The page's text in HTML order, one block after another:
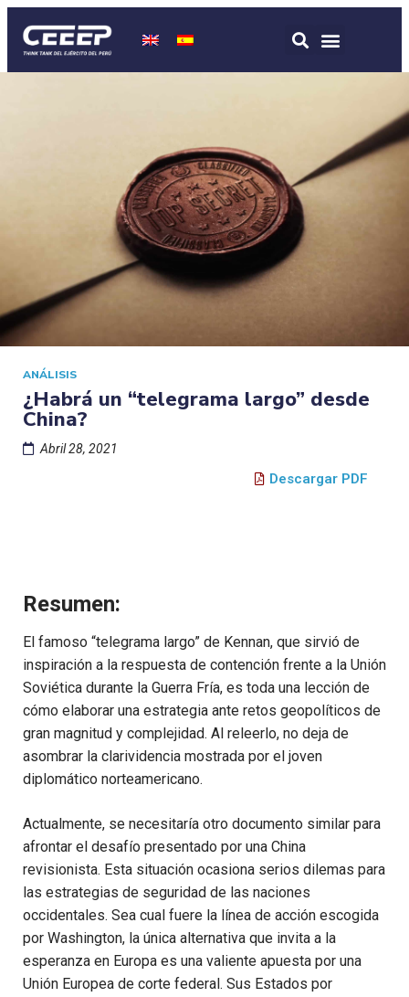
ANÁLISIS
¿Habrá un “telegrama largo” desde
China?
Abril 28, 2021
Descargar PDF
Resumen:
El famoso “telegrama largo” de Kennan, que sirvió de
inspiración a la respuesta de contención frente a la Unión
Soviética durante la Guerra Fría, es toda una lección de
cómo elaborar una estrategia ante retos geopolíticos de
gran magnitud y complejidad. Al releerlo, no deja de
asombrar la clarividencia mostrada por el joven
diplomático norteamericano.
Actualmente, se necesitaría otro documento similar para
afrontar el desafío presentado por una China
revisionista. Esta situación ocasiona serios dilemas para
las estrategias de seguridad de las naciones
occidentales. Sea cual fuere la línea de acción escogida
por Washington, la única alternativa que invita a la
esperanza en Europa es una valiente apuesta por una
Unión Europea de corte federal. Sus Estados por